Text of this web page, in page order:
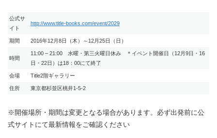
公式サ
イト
http://www.title-books.com/event/2029
期間 2016年12月8日（木）～12月25日（日）
時間
11:00 – 21:00 水曜・第三火曜日休み ＊イベント開催日（12月9日・16
日・22日）は18：00にて終了
会場 Title2階ギャラリー
住所 東京都杉並区桃井1-5-2
※開催場所・期間は変更となる場合があります。必ず出発前に公
式サイトにて最新情報をご確認ください